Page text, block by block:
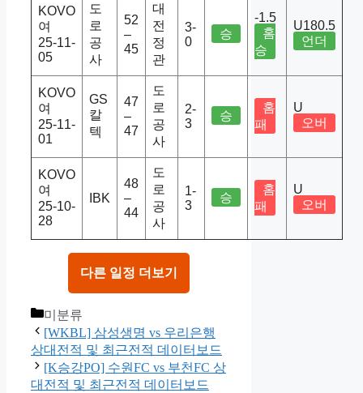
KOVO
여
25-11-
05
도
로
공
사
52
–
45
대
전
정
관
3-
0
승
-1.5
홈
승
U180.5
언더
KOVO
여
25-11-
01
GS
칼
텍
47
–
47
도
로
공
사
2-
3
승
홈
패
U
오버
KOVO
여
25-10-
28
IBK
48
–
44
도
로
공
사
1-
3
승
홈
패
U
오버
다른 일정 더보기
Categories
미분류
[WKBL] 삼성생명 vs 우리은행
상대전적 및 최근전적 데이터보드
[K승강PO] 수원FC vs 부천FC 상
대전적 및 최근전적 데이터보드